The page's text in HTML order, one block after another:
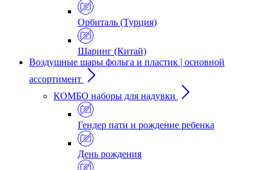
Орбиталь (Турция)
Шаринг (Китай)
Воздушные шары фольга и пластик | основной
ассортимент
КОМБО наборы для надувки
Гендер пати и рождение ребенка
День рождения